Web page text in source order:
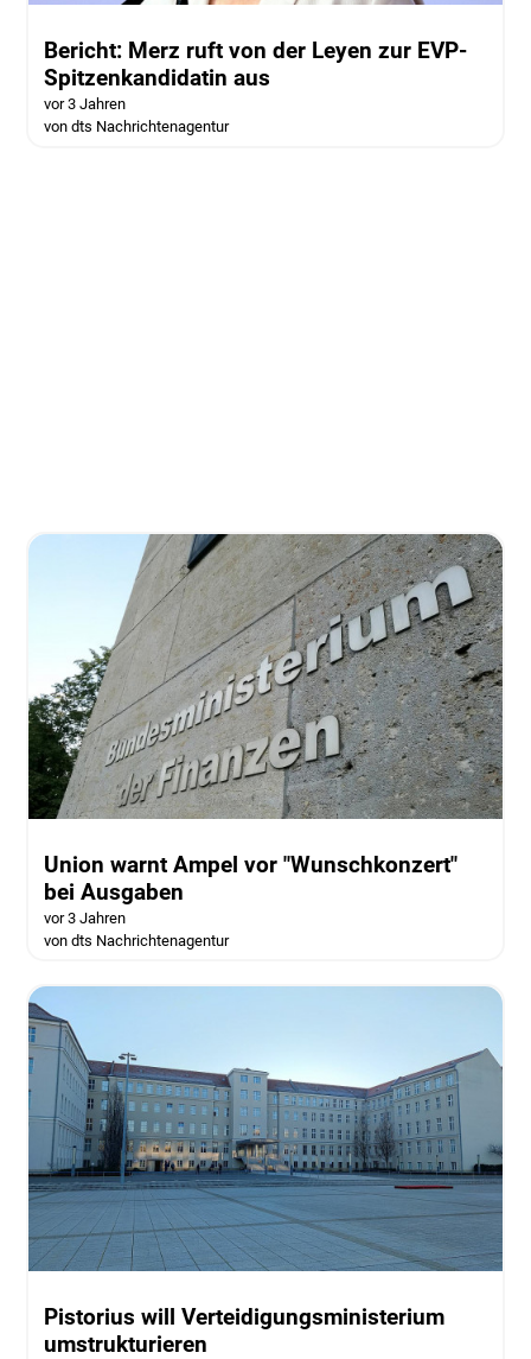
Bericht: Merz ruft von der Leyen zur EVP-
Spitzenkandidatin aus
vor 3 Jahren
von dts Nachrichtenagentur
Union warnt Ampel vor "Wunschkonzert"
bei Ausgaben
vor 3 Jahren
von dts Nachrichtenagentur
Pistorius will Verteidigungsministerium
umstrukturieren